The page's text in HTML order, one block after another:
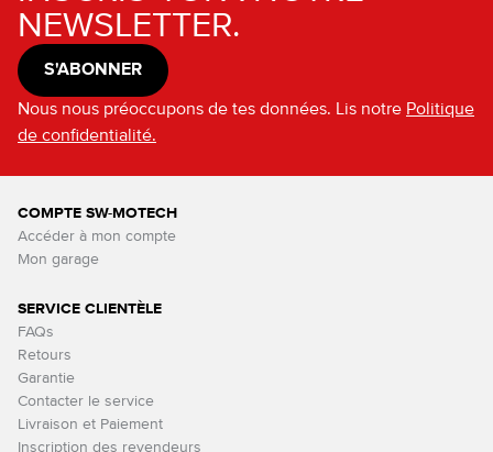
NEWSLETTER.
S'ABONNER
Nous nous préoccupons de tes données. Lis notre Politique
de confidentialité.
COMPTE SW-MOTECH
Accéder à mon compte
Mon garage
SERVICE CLIENTÈLE
FAQs
Retours
Garantie
Contacter le service
Livraison et Paiement
Inscription des revendeurs